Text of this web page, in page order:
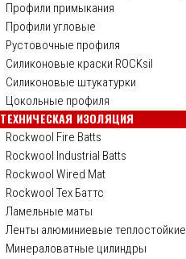
Профили примыкания
Профили угловые
Рустовочные профиля
Силиконовые краски ROCKsil
Силиконовые штукатурки
Цокольные профиля
ТЕХНИЧЕСКАЯ ИЗОЛЯЦИЯ
Rockwool Fire Batts
Rockwool Industrial Batts
Rockwool Wired Mat
Rockwool Тех Баттс
Ламельные маты
Ленты алюминиевые теплостойкие
Минераловатные цилиндры